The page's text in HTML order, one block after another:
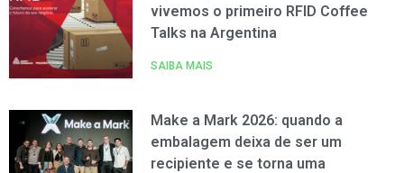
vivemos o primeiro RFID Coffee
Talks na Argentina
SAIBA MAIS
Make a Mark 2026: quando a
embalagem deixa de ser um
recipiente e se torna uma